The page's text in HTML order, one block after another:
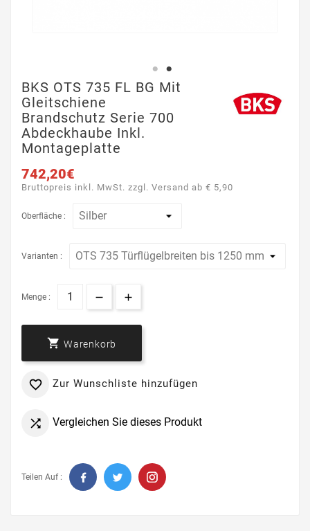
BKS OTS 735 FL BG Mit
Gleitschiene
Brandschutz Serie 700
Abdeckhaube Inkl.
Montageplatte
742,20€
Bruttopreis inkl. MwSt. zzgl. Versand ab € 5,90
Oberfläche :
Varianten :
Menge :
 Warenkorb
 Zur Wunschliste hinzufügen
 Vergleichen Sie dieses Produkt
Teilen Auf :